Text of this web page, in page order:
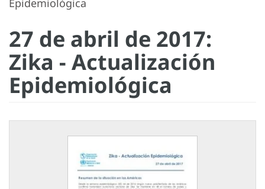
Epidemiológica
27 de abril de 2017:
Zika - Actualización
Epidemiológica